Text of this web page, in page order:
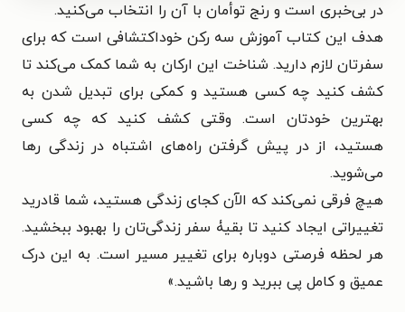
در بی‌خبری است و رنج توأمان با آن را انتخاب می‌کنید.
هدف این کتاب آموزش سه رکن خوداکتشافی است که برای
سفرتان لازم دارید. شناخت این ارکان به شما کمک می‌کند تا
کشف کنید چه کسی هستید و کمکی برای تبدیل ‌شدن به
بهترین خودتان است. وقتی کشف کنید که چه کسی
هستید، از در پیش‌ گرفتن راه‌های اشتباه در زندگی رها‌
می‌شوید.
هیچ فرقی نمی‌کند که الآن کجای زندگی هستید، شما قادرید
تغییراتی ایجاد کنید تا بقیۀ سفر زندگی‌تان را بهبود ببخشید.
هر لحظه فرصتی دوباره برای تغییر مسیر است. به این درک
عمیق و کامل پی ببرید و رها باشید.»